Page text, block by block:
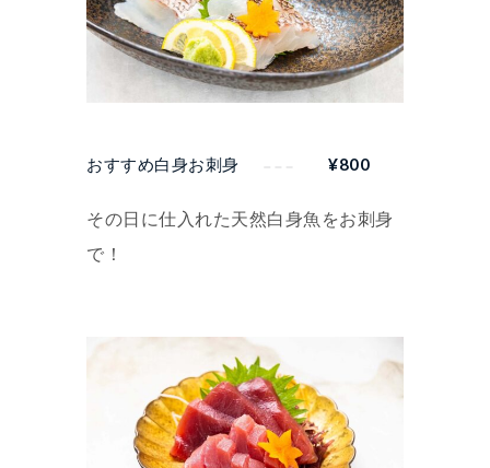
おすすめ白身お刺身 ¥800
その日に仕入れた天然白身魚をお刺身
で！